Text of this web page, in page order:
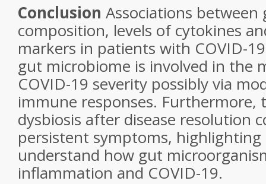
Conclusion Associations
composition, levels of cytokines
markers in patients with COVID-
gut microbiome is involved in the
COVID-19 severity possibly via
immune responses.
dysbiosis after disease resolution
persistent symptoms, highlighting
understand how gut
inflammation and COVID-19.